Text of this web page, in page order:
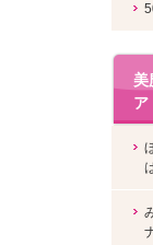
美
ア